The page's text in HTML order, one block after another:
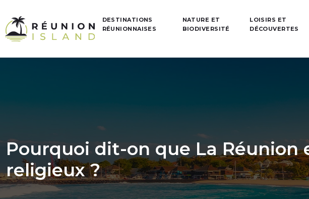
DESTINATIONS
RÉUNIONNAISES
NATURE ET
BIODIVERSITÉ
LOISIRS ET
DÉCOUVERTES
Pourquoi dit-on que La Réunion
religieux ?